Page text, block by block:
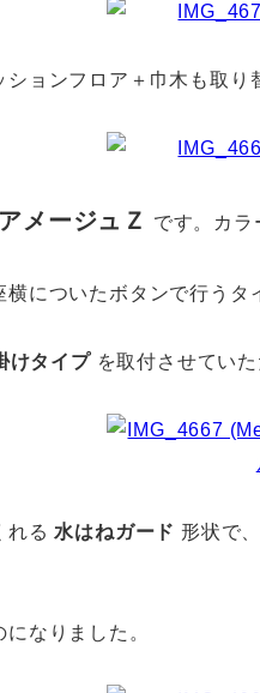
ションフロア＋巾木も取
メージュＺ です。カラ
についたボタンで行う
けタイプを取付させていた
れる 水はねガード 形状で
なりました。